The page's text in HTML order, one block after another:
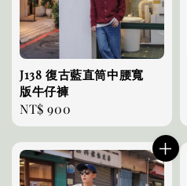
J138 復古藍直筒中腰寬
版牛仔褲
Regular
price
NT$ 900